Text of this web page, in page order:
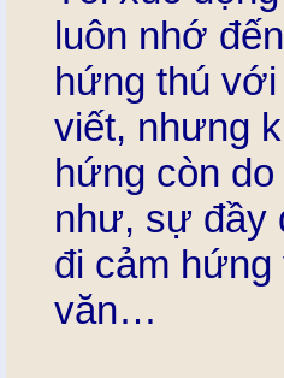
luôn nhớ
hứng thú
viết, nhưng
hứng còn
như, sự đầy
đi cảm
văn…